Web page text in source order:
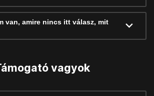
van, amire nincs itt válasz, mit
vagyok